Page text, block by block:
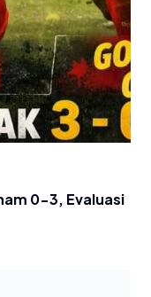
0-3, Evaluasi